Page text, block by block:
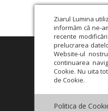
Ziarul Lumina
informăm că ne-
recente
prelucrarea
Website-ul
continuarea
Cookie. Nu uita
de Cookie.
Politica de